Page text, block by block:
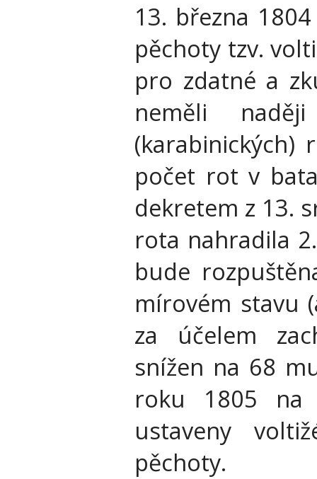
13. března
pěchoty tzv.
pro zdatné a
neměli
(karabinických)
počet rot v
dekretem z 13.
rota nahradila
bude
mírovém stavu
za účelem
snížen na 68
roku 1805 na
ustaveny
pěchoty.